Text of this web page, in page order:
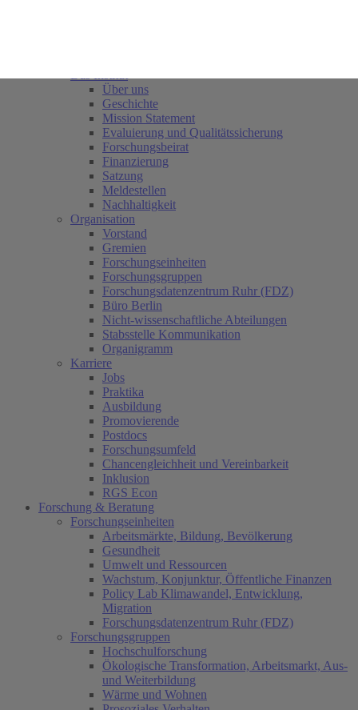
Über uns
Geschichte
Mission Statement
Evaluierung und Qualitätssicherung
Forschungsbeirat
Finanzierung
Satzung
Meldestellen
Nachhaltigkeit
Organisation
Vorstand
Gremien
Forschungseinheiten
Forschungsgruppen
Forschungsdatenzentrum Ruhr (FDZ)
Büro Berlin
Nicht-wissenschaftliche Abteilungen
Stabsstelle Kommunikation
Organigramm
Karriere
Jobs
Praktika
Ausbildung
Promovierende
Postdocs
Forschungsumfeld
Chancengleichheit und Vereinbarkeit
Inklusion
RGS Econ
Forschung & Beratung
Forschungseinheiten
Arbeitsmärkte, Bildung, Bevölkerung
Gesundheit
Umwelt und Ressourcen
Wachstum, Konjunktur, Öffentliche Finanzen
Policy Lab Klimawandel, Entwicklung,
Migration
Forschungsdatenzentrum Ruhr (FDZ)
Forschungsgruppen
Hochschulforschung
Ökologische Transformation, Arbeitsmarkt, Aus-
und Weiterbildung
Wärme und Wohnen